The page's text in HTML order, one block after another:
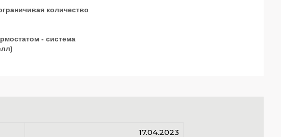
количество
- система
17.04.2023